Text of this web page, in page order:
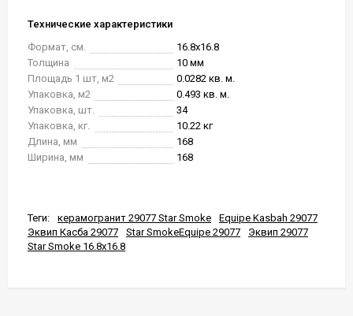
Технические характеристики
Формат, см.
16.8x16.8
Толщина
10 мм
Площадь 1 шт, м2
0.0282 кв. м.
Упаковка, м2
0.493 кв. м.
Упаковка, шт.
34
Упаковка, кг.
10.22 кг
Длина, мм
168
Ширина, мм
168
Теги: керамогранит 29077 Star Smoke
Equipe Kasbah 29077
Эквип Касба 29077
Star SmokeEquipe 29077
Эквип 29077
Star Smoke 16.8x16.8